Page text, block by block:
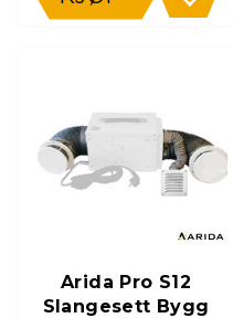
Arida Pro S12
Slangesett Bygg